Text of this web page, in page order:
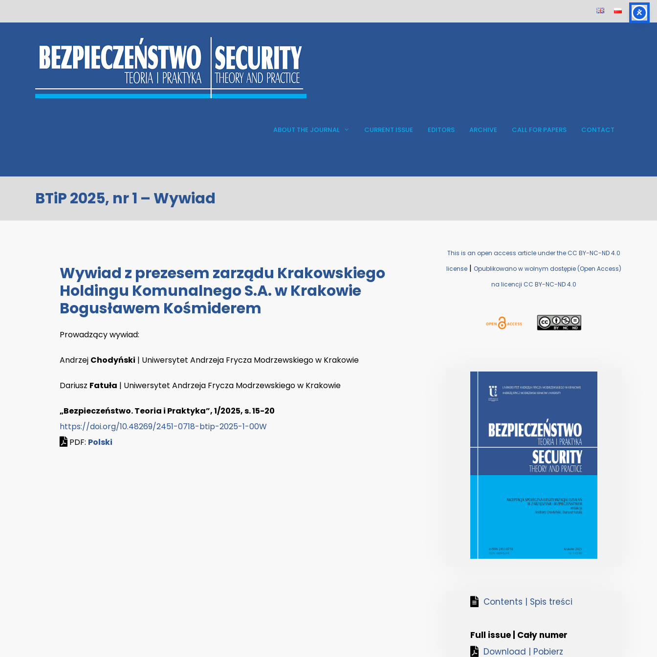
to
ABOUT THE JOURNAL CURRENT ISSUE EDITORS ARCHIVE CALL FOR PAPERS CONTACT
BTiP 2025, nr 1 – Wywiad
Wywiad z prezesem zarządu Krakowskiego
Holdingu Komunalnego S.A. w Krakowie
Bogusławem Kośmiderem
Prowadzący wywiad:
Andrzej Chodyński | Uniwersytet Andrzeja Frycza Modrzewskiego w Krakowie
Dariusz Fatuła | Uniwersytet Andrzeja Frycza Modrzewskiego w Krakowie
„Bezpieczeństwo. Teoria i Praktyka”, 1/2025, s. 15-20
https://doi.org/10.48269/2451-0718-btip-2025-1-00W
PDF: Polski
This is an open access article under the CC BY-NC-ND 4.0
license | Opublikowano w wolnym dostępie (Open Access)
na licencji CC BY-NC-ND 4.0
Contents | Spis treści
Full issue | Cały numer
Download | Pobierz